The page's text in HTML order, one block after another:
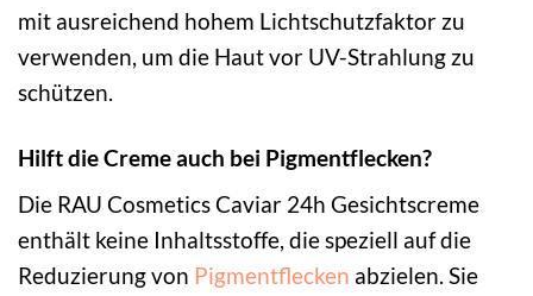
mit ausreichend hohem Lichtschutzfaktor zu
verwenden, um die Haut vor UV-Strahlung zu
schützen.
Hilft die Creme auch bei Pigmentflecken?
Die RAU Cosmetics Caviar 24h Gesichtscreme
enthält keine Inhaltsstoffe, die speziell auf die
Reduzierung von Pigmentflecken abzielen. Sie